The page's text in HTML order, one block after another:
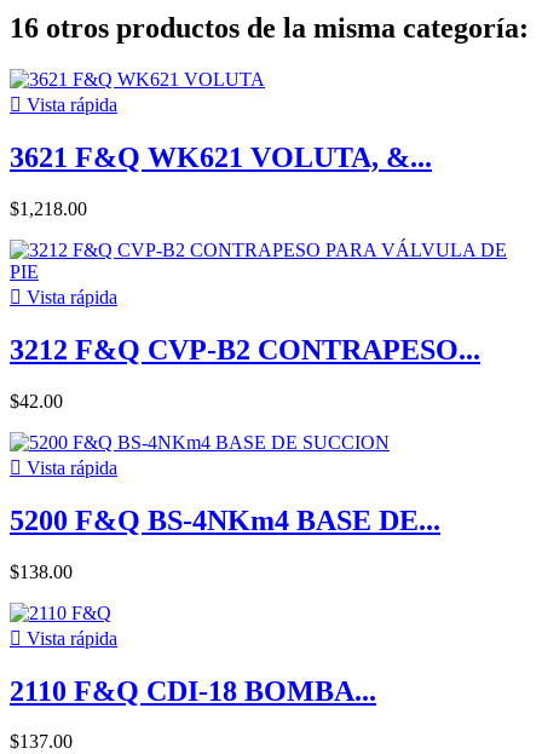
16 otros productos de la misma categoría:
 Vista rápida
3621 F&Q WK621 VOLUTA, &...
$1,218.00
 Vista rápida
3212 F&Q CVP-B2 CONTRAPESO...
$42.00
 Vista rápida
5200 F&Q BS-4NKm4 BASE DE...
$138.00
 Vista rápida
2110 F&Q CDI-18 BOMBA...
$137.00